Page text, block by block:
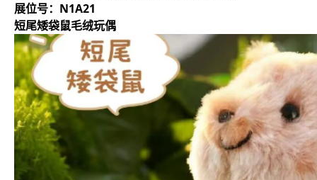
展位号：N1A21
短尾矮袋鼠毛绒玩偶